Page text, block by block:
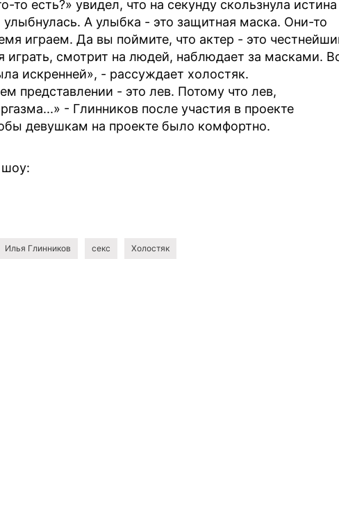
то есть?» увидел, что на секунду скользнула
улыбнулась. А улыбка - это защитная маска. Они-то
играем. Да вы поймите, что актер - это
играть, смотрит на людей, наблюдает за масками.
искренней», - рассуждает холостяк.
представлении - это лев. Потому что лев,
- Глинников после участия в проекте
девушкам на проекте было комфортно.
шоу:
Илья Глинников секс Холостяк